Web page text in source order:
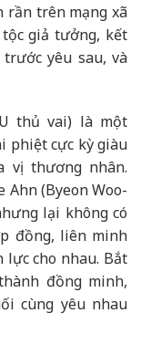
trên mạng xã
giả tưởng, kết
yêu sau, và
thủ vai) là một
phiệt cực kỳ giàu
vị thương nhân.
(Byeon Woo-
lại không có
đồng, liên minh
cho nhau. Bắt
đồng minh,
cùng yêu nhau